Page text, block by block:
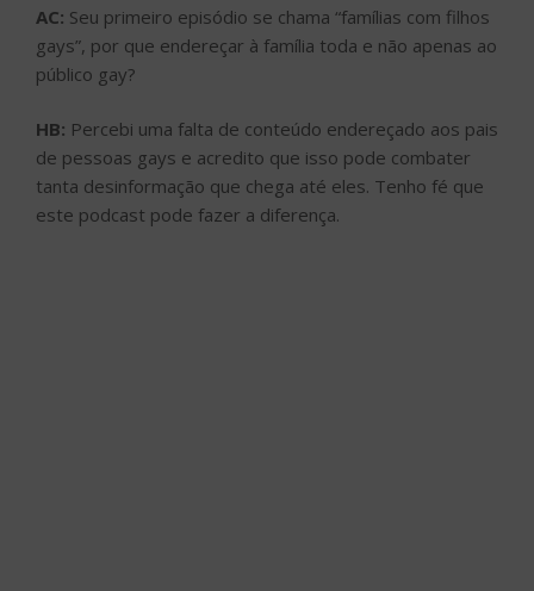
AC: Seu primeiro episódio se chama “famílias com filhos
gays”, por que endereçar à família toda e não apenas ao
público gay?
HB: Percebi uma falta de conteúdo endereçado aos pais
de pessoas gays e acredito que isso pode combater
tanta desinformação que chega até eles. Tenho fé que
este podcast pode fazer a diferença.